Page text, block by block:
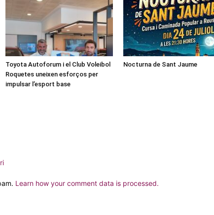
Toyota Autoforum i el Club Voleibol
Roquetes uneixen esforços per
impulsar l’esport base
Nocturna de Sant Jaume
Learn how your comment data is processed.